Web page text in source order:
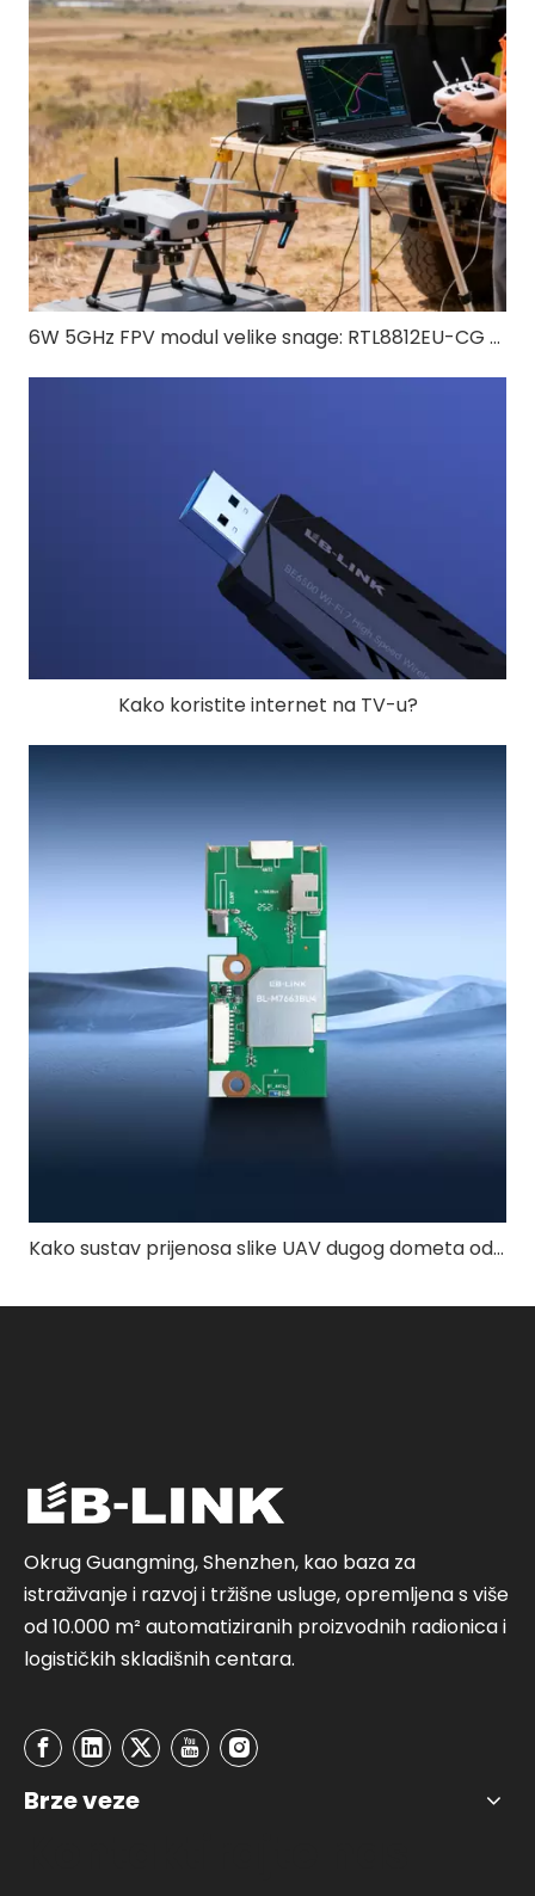
6W 5GHz FPV modul velike snage: RTL8812EU-CG za FPV dronova velikog dometa
Kako koristite internet na TV-u?
Kako sustav prijenosa slike UAV dugog dometa od 4 km osigurava stabilnu kvalitetu videa?
Okrug Guangming, Shenzhen, kao baza za
istraživanje i razvoj i tržišne usluge, opremljena s više
od 10.000 m² automatiziranih proizvodnih radionica i
logističkih skladišnih centara.
Brze veze